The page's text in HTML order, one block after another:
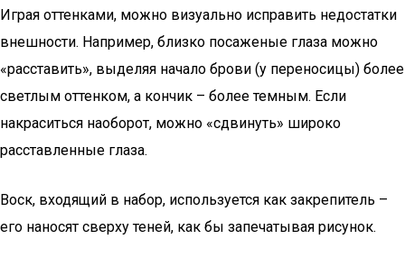
Играя оттенками, можно визуально исправить недостатки
внешности. Например, близко посаженые глаза можно
«расставить», выделяя начало брови (у переносицы) более
светлым оттенком, а кончик – более темным. Если
накраситься наоборот, можно «сдвинуть» широко
расставленные глаза.
Воск, входящий в набор, используется как закрепитель –
его наносят сверху теней, как бы запечатывая рисунок.